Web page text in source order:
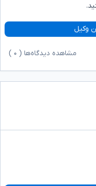
وکیل
مشاهده دیدگاه‌ها ( ۰